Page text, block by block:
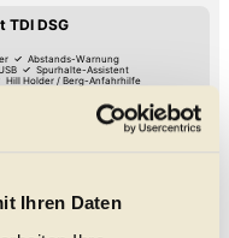
Ihren Daten
TDI DSG
Abstands-Warnung
Spurhalte-Assistent
Hill Holder / Berg-Anfahrhilfe
€ 52.900,-
|148 g CO2 /km (komb.)